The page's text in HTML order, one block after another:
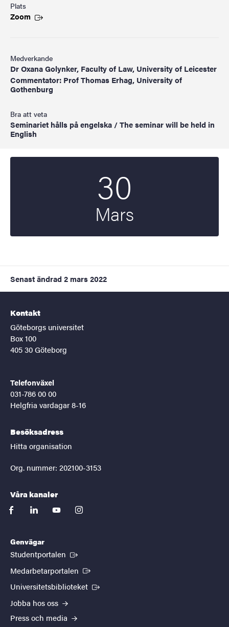
Plats
Zoom
Medverkande
Dr Oxana Golynker, Faculty of Law, University of Leicester
Commentator: Prof Thomas Erhag, University of
Gothenburg
Bra att veta
Seminariet hålls på engelska / The seminar will be held in
English
30
Mars
Senast ändrad 2 mars 2022
Kontakt
Göteborgs universitet
Box 100
405 30 Göteborg
Telefonväxel
031-786 00 00
Helgfria vardagar 8-16
Besöksadress
Hitta organisation
Org. nummer: 202100-3153
Våra kanaler
facebooklinkedinyoutubeinstagram
Genvägar
Studentportalen (Extern länk)
Medarbetarportalen (Extern länk)
Universitetsbiblioteket (Extern länk)
Jobba hos oss
Press och media